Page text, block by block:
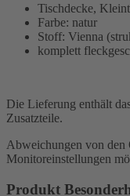
Tischdecke,
Farbe: natur
Stoff: Vienna
komplett
Die Lieferung enthält
Zusatzteile.
Abweichungen von den
Monitoreinstellungen
Produkt